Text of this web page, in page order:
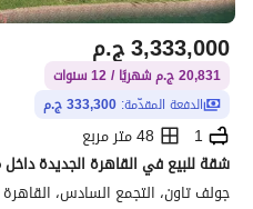
ج.م3,333,000
20,831 ج.م شهريًا / 12 سنوات
الدفعة المقدّمة: 333,300 ج.م
1
48 متر مربع
شقة للبيع في القاهرة الجديدة
جولف تاون، التجمع السادس، القاهرة